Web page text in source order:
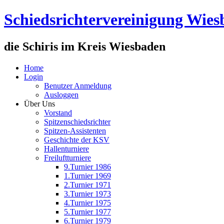
Schiedsrichtervereinigung
die Schiris im Kreis Wiesbaden
Home
Login
Benutzer Anmeldung
Ausloggen
Über Uns
Vorstand
Spitzenschiedsrichter
Spitzen-Assistenten
Geschichte der KSV
Hallenturniere
Freiluftturniere
9.Turnier 1986
1.Turnier 1969
2.Turnier 1971
3.Turnier 1973
4.Turnier 1975
5.Turnier 1977
6.Turnier 1979